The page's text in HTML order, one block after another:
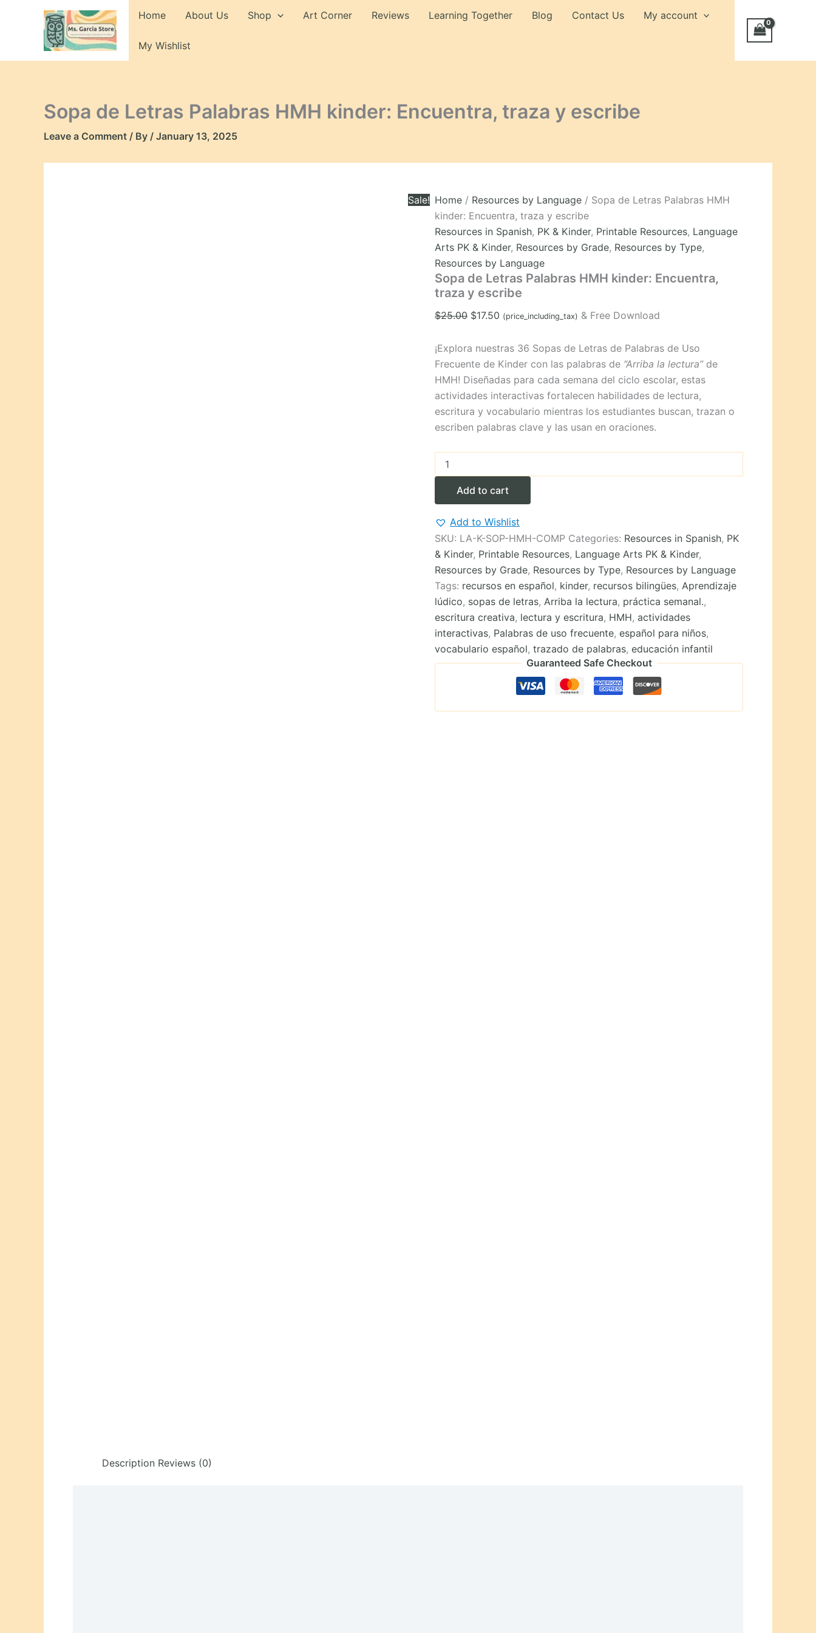
Home About Us Shop Art Corner Reviews Learning Together Blog Contact Us My account
My Wishlist
Sopa de Letras Palabras HMH kinder: Encuentra, traza y escribe
Leave a Comment / By / January 13, 2025
Sale! Home / Resources by Language / Sopa de Letras Palabras HMH
kinder: Encuentra, traza y escribe
Resources in Spanish, PK & Kinder, Printable Resources, Language
Arts PK & Kinder, Resources by Grade, Resources by Type,
Resources by Language
Sopa de Letras Palabras HMH kinder: Encuentra,
traza y escribe
$25.00 Original
was:
$25.00.
$17.50 Current
is:
$17.50.
(price_including_tax) & Free Download
¡Explora nuestras 36 Sopas de Letras de Palabras de Uso
Frecuente de Kinder con las palabras de “Arriba la lectura”de
HMH! Diseñadas para cada semana del ciclo escolar, estas
actividades interactivas fortalecen habilidades de lectura,
escritura y vocabulario mientras los estudiantes buscan, trazan o
escriben palabras clave y las usan en oraciones.
Letras
Palabras
HMH
kinder:
Encuentra,
traza
y
escribe
Add to cart
Add to Wishlist
SKU: LA-K-SOP-HMH-COMP Categories: Resources in Spanish, PK
& Kinder, Printable Resources, Language Arts PK & Kinder,
Resources by Grade, Resources by Type, Resources by Language
Tags: recursos en español, kinder, recursos bilingües,Aprendizaje
lúdico, sopas de letras,Arriba la lectura, práctica semanal.,
escritura creativa, lectura y escritura, HMH,actividades
interactivas, Palabras de uso frecuente,español para niños,
vocabulario español,trazado de palabras,educación infantil
Guaranteed Safe Checkout
Description Reviews (0)
kinder: